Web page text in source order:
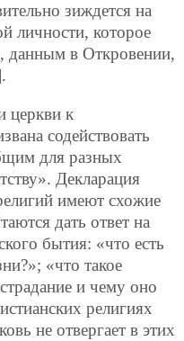
зиждется на
личности, которое
данным в Откровении,
церкви к
содействовать
для разных
Декларация
имеют схожие
дать ответ на
бытия: «что есть
«что такое
и чему оно
религиях
не отвергает в этих